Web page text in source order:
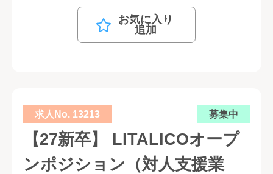
お気に入り
追加
求人No. 13213 募集中
【27新卒】 LITALICOオープ
ンポジション（対人支援業